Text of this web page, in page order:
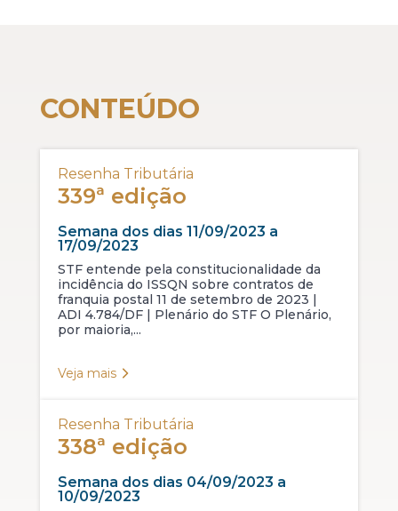
CONTEÚDO
Resenha Tributária
339ª edição
Semana dos dias 11/09/2023 a
17/09/2023
STF entende pela constitucionalidade da
incidência do ISSQN sobre contratos de
franquia postal 11 de setembro de 2023 |
ADI 4.784/DF | Plenário do STF O Plenário,
por maioria,...
Veja mais
Resenha Tributária
338ª edição
Semana dos dias 04/09/2023 a
10/09/2023